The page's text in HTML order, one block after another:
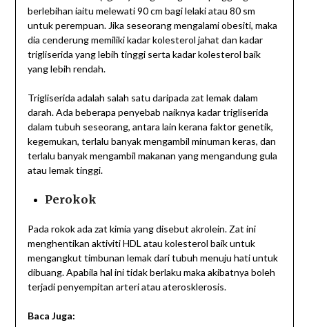
berlebihan iaitu melewati 90 cm bagi lelaki atau 80 sm
untuk perempuan. Jika seseorang mengalami obesiti, maka
dia cenderung memiliki kadar kolesterol jahat dan kadar
trigliserida yang lebih tinggi serta kadar kolesterol baik
yang lebih rendah.
Trigliserida adalah salah satu daripada zat lemak dalam
darah. Ada beberapa penyebab naiknya kadar trigliserida
dalam tubuh seseorang, antara lain kerana faktor genetik,
kegemukan, terlalu banyak mengambil minuman keras, dan
terlalu banyak mengambil makanan yang mengandung gula
atau lemak tinggi.
Perokok
Pada rokok ada zat kimia yang disebut akrolein. Zat ini
menghentikan aktiviti HDL atau kolesterol baik untuk
mengangkut timbunan lemak dari tubuh menuju hati untuk
dibuang. Apabila hal ini tidak berlaku maka akibatnya boleh
terjadi penyempitan arteri atau aterosklerosis.
Baca Juga: